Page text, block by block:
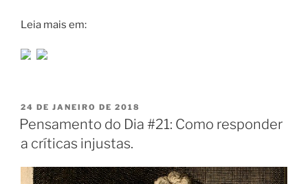
Leia mais em:
PUBLICADO
EM
24 DE JANEIRO DE 2018
Pensamento do Dia #21: Como responder
a críticas injustas.